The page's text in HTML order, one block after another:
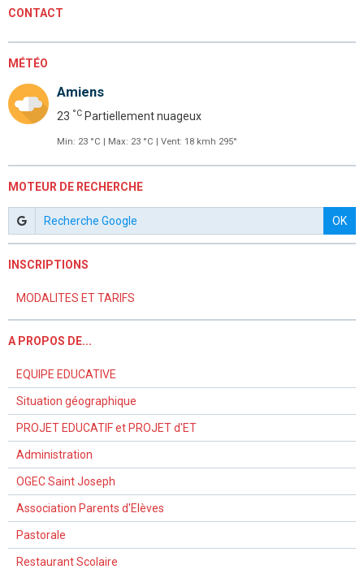
CONTACT
MÉTÉO
Amiens
23 °C Partiellement nuageux
Min: 23 °C | Max: 23 °C | Vent: 18 kmh 295°
MOTEUR DE RECHERCHE
OK
INSCRIPTIONS
MODALITES ET TARIFS
A PROPOS DE...
EQUIPE EDUCATIVE
Situation géographique
PROJET EDUCATIF et PROJET d'ET
Administration
OGEC Saint Joseph
Association Parents d'Elèves
Pastorale
Restaurant Scolaire